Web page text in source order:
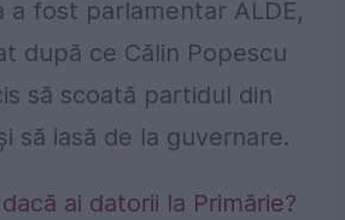
a fost parlamentar ALDE,
după ce Călin Popescu
să scoată partidul din
să iasă de la guvernare.
ai datorii la Primărie?